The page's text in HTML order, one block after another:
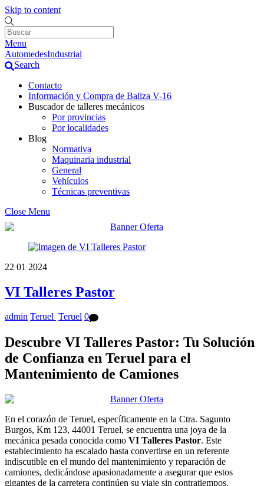
Skip to content
Menu
AutomedesIndustrial
Search
Contacto
Información y Compra de Baliza V-16
Buscador de talleres mecánicos
Por provincias
Por localidades
Blog
Normativa
Maquinaria industrial
General
Vehículos
Técnicas preventivas
Close Menu
22 01 2024
VI Talleres Pastor
admin Teruel Teruel 0
Descubre VI Talleres Pastor: Tu Solución
de Confianza en Teruel para el
Mantenimiento de Camiones
En el corazón de Teruel, específicamente en la Ctra. Sagunto
Burgos, Km 123, 44001 Teruel, se encuentra una joya de la
mecánica pesada conocida como VI Talleres Pastor. Este
establecimiento ha escalado hasta convertirse en un referente
indiscutible en el mundo del mantenimiento y reparación de
camiones, dedicándose apasionadamente a asegurar que estos
gigantes de la carretera continúen su viaje sin contratiempos.